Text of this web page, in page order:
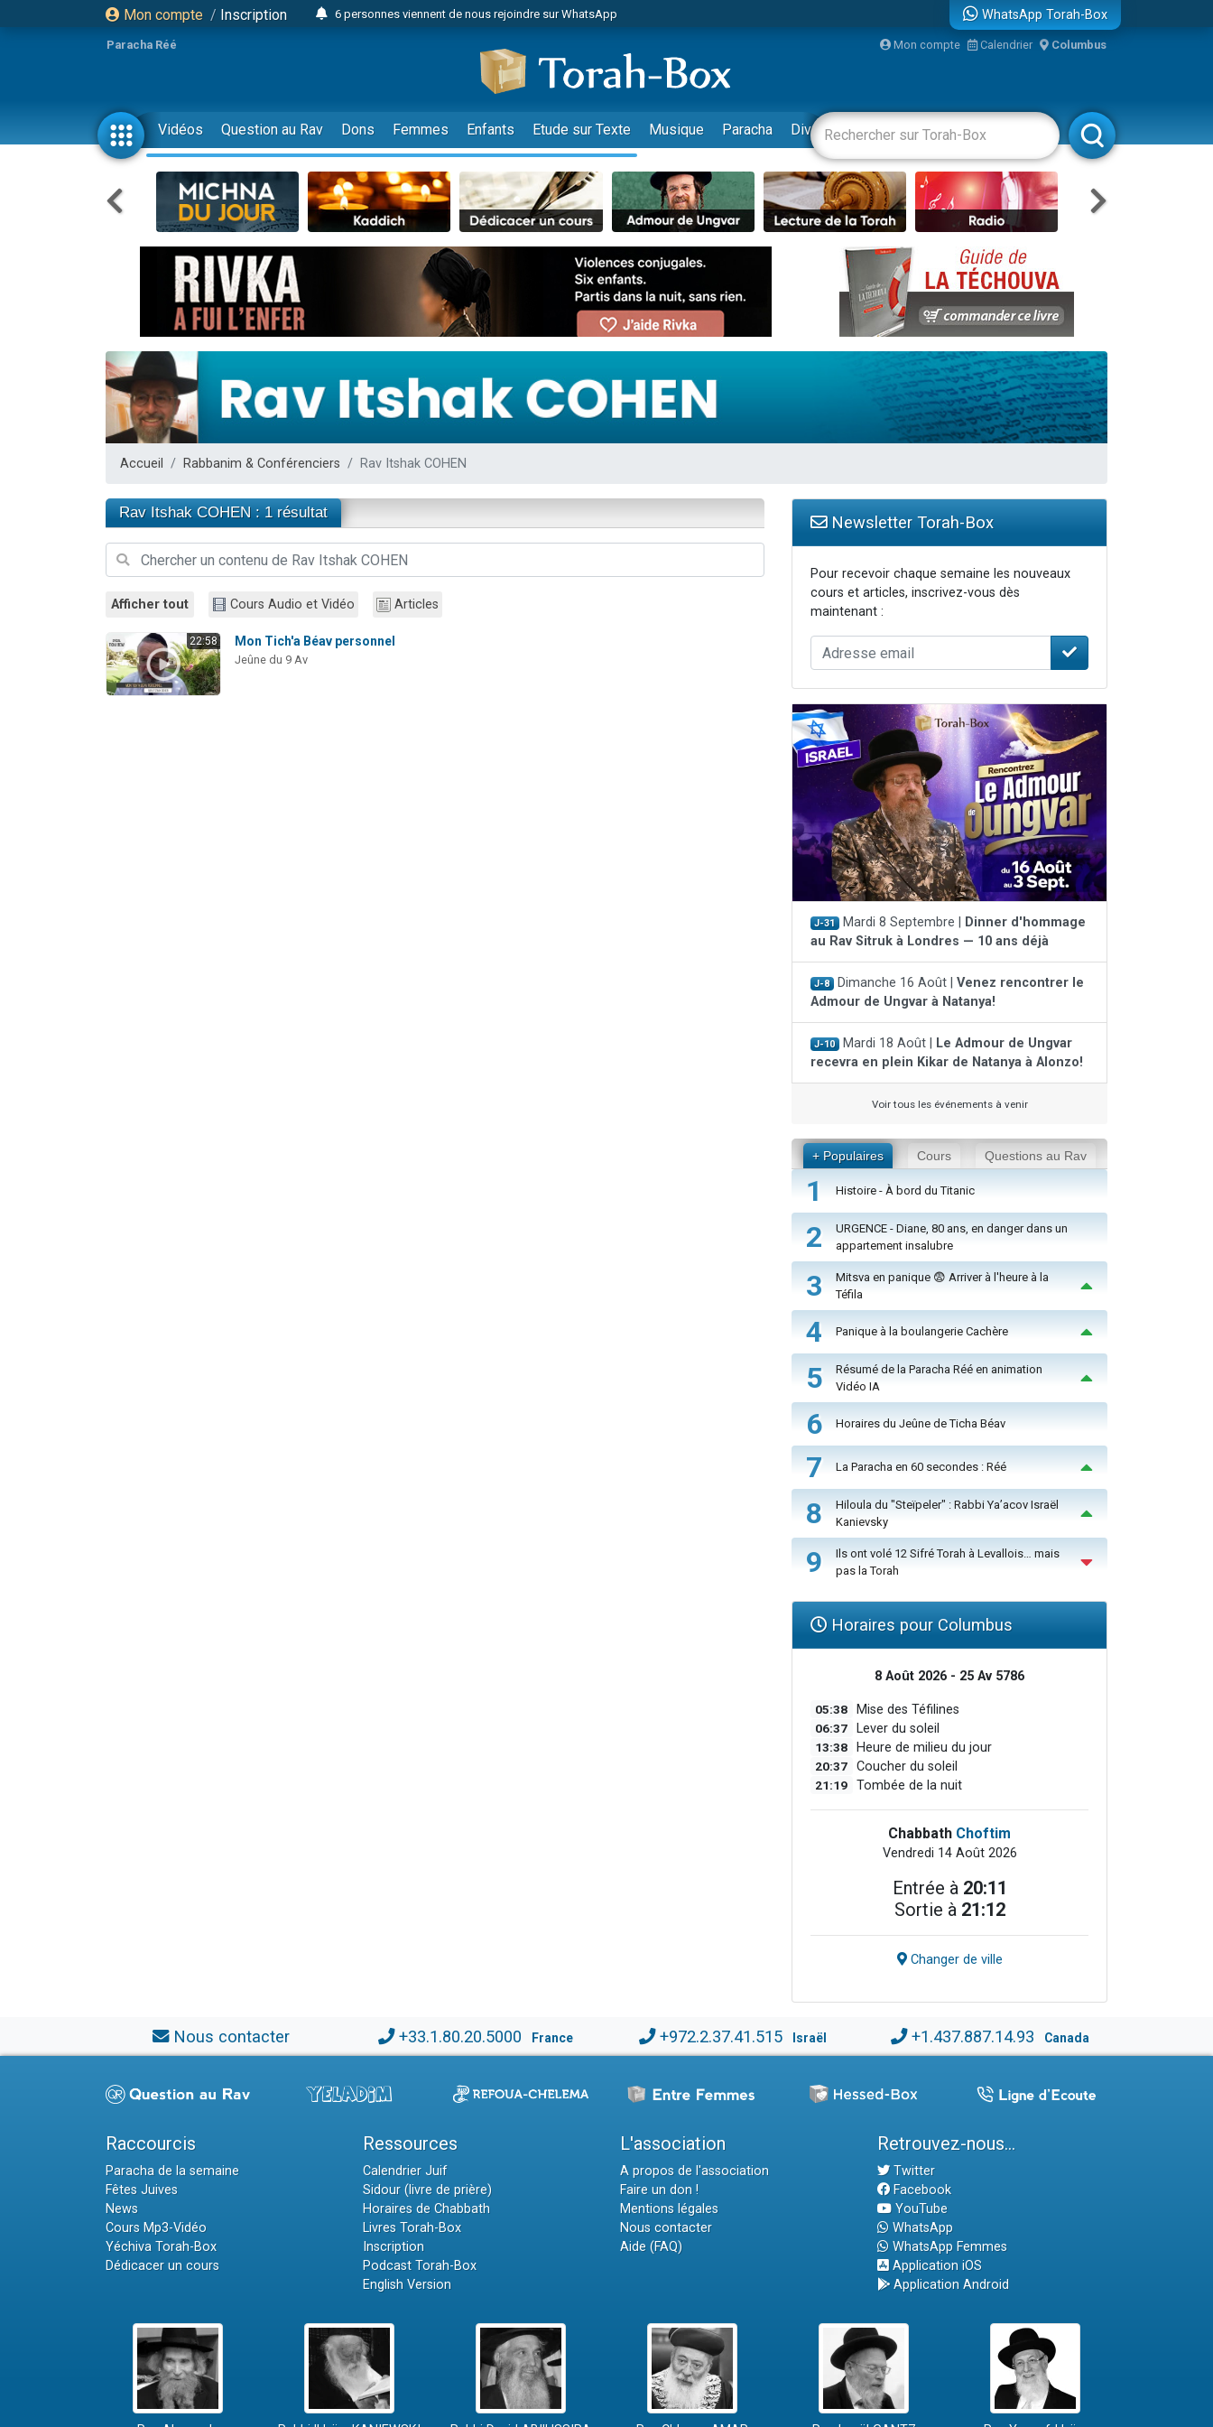
Mon compte / Inscription
6 personnes viennent de nous rejoindre sur WhatsApp
2 personnes viennent de faire un don pour 1 Journée de Vacances Pour les Enfants
17 personnes viennent de demander une bénédiction
4 personnes viennent de nous rejoindre sur WhatsApp
Il reste 49 places pour étudier en groupe sur Zoom
23 personnes viennent de faire un don pour Diane, 80 ans, dans un appartement insalubre
Eva vient de donner son Maasser
4 personnes viennent de nous rejoindre sur WhatsApp
3 personnes viennent de nous rejoindre sur WhatsApp
3 personnes viennent de faire un don pour 5 jours de vacances aux Orphelins
Odaya vient de donner son Maasser
13 personnes viennent de demander une bénédiction
30 personnes viennent de faire un don pour Sauvez la jambe de Yohan
Il reste 49 places pour étudier en groupe sur Zoom
12 nouvelles musiques dans Torah-Box Music
2 personnes viennent de nous rejoindre sur WhatsApp
2 personnes viennent de nous rejoindre sur WhatsApp
WhatsApp Torah-Box
Paracha Réé Mon compte Calendrier Columbus
Vidéos Question au Rav Dons Femmes Enfants Etude sur Texte Musique Paracha Divertissements Livres Rabbanim
Accueil Rabbanim & Conférenciers Rav Itshak COHEN
Rav Itshak COHEN : 1 résultat
Afficher tout Cours Audio et Vidéo Articles
22:58 Mon Tich'a Béav personnel
Jeûne du 9 Av
Newsletter Torah-Box
Pour recevoir chaque semaine les nouveaux
cours et articles, inscrivez-vous dès
maintenant :
J-31 Mardi 8 Septembre |
Dinner d'hommage
au Rav Sitruk à Londres — 10 ans déjà
J-8 Dimanche 16 Août | Venez rencontrer le
Admour de Ungvar à Natanya!
J-10 Mardi 18 Août |
Le Admour de Ungvar
recevra en plein Kikar de Natanya à Alonzo!
Voir tous les événements à venir
+ Populaires Cours Questions au Rav
1 Histoire - À bord du Titanic
2
URGENCE - Diane, 80 ans, en danger dans un
appartement insalubre
3
Mitsva en panique 😨 Arriver à l'heure à la
Téfila
4 Panique à la boulangerie Cachère
5
Résumé de la Paracha Réé en animation
Vidéo IA
6 Horaires du Jeûne de Ticha Béav
7 La Paracha en 60 secondes : Réé
8
Hiloula du "Steïpeler" : Rabbi Ya’acov Israël
Kanievsky
9
Ils ont volé 12 Sifré Torah à Levallois… mais
pas la Torah
Horaires pour Columbus
8 Août 2026 - 25 Av 5786
05:38 Mise des Téfilines
06:37 Lever du soleil
13:38 Heure de milieu du jour
20:37 Coucher du soleil
21:19 Tombée de la nuit
Chabbath Choftim
Vendredi 14 Août 2026
Entrée à 20:11
Sortie à 21:12
Changer de ville
Nous contacter +33.1.80.20.5000 France +972.2.37.41.515 Israël +1.437.887.14.93 Canada
Raccourcis
Paracha de la semaine
Fêtes Juives
News
Cours Mp3-Vidéo
Yéchiva Torah-Box
Dédicacer un cours
Ressources
Calendrier Juif
Sidour (livre de prière)
Horaires de Chabbath
Livres Torah-Box
Inscription
Podcast Torah-Box
English Version
L'association
A propos de l'association
Faire un don !
Mentions légales
Nous contacter
Aide (FAQ)
Retrouvez-nous...
Twitter
Facebook
YouTube
WhatsApp
WhatsApp Femmes
Application iOS
Application Android